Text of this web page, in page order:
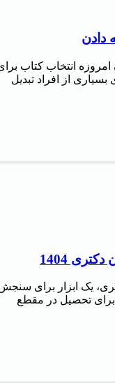
دادن
امروزه انتخاب کتاب
از افراد تبدیل
1404
یک ابزار برای
برای تحصیل در مقطع